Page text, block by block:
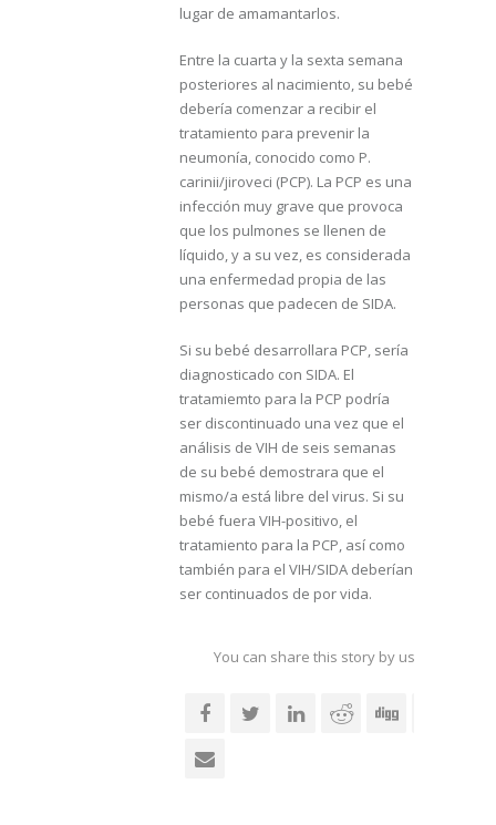
lugar de amamantarlos.
Entre la cuarta y la sexta semana
posteriores al nacimiento, su bebé
debería comenzar a recibir el
tratamiento para prevenir la
neumonía, conocido como P.
carinii/jiroveci (PCP). La PCP es una
infección muy grave que provoca
que los pulmones se llenen de
líquido, y a su vez, es considerada
una enfermedad propia de las
personas que padecen de SIDA.
Si su bebé desarrollara PCP, sería
diagnosticado con SIDA. El
tratamiemto para la PCP podría
ser discontinuado una vez que el
análisis de VIH de seis semanas
de su bebé demostrara que el
mismo/a está libre del virus. Si su
bebé fuera VIH-positivo, el
tratamiento para la PCP, así como
también para el VIH/SIDA deberían
ser continuados de por vida.
You can share this story by using your